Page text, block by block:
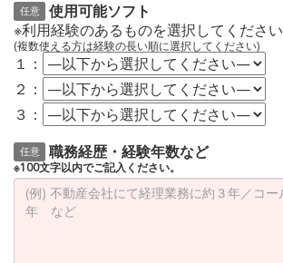
任意
使用可能ソフト
※利用経験のあるものを選択してください
(複数使える方は経験の長い順に選択してください)
１：
２：
３：
任意 職務経歴・経験年数など
※100文字以内でご記入ください。